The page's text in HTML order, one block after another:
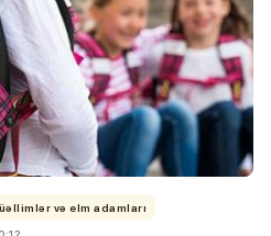
və elm adamları